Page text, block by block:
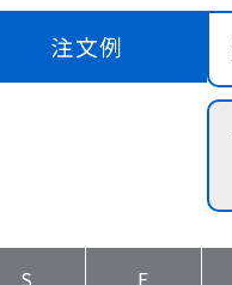
注文例
S F